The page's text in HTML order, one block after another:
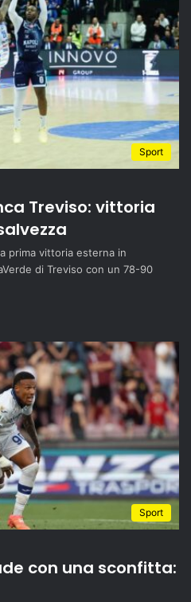
Sport
Treviso: vittoria
prima vittoria esterna in
di Treviso con un 78-90
Sport
con una sconfitta: